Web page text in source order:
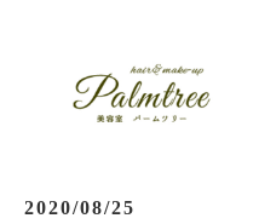
2020/08/25